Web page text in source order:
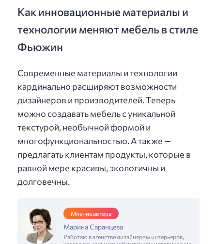
Как инновационные материалы и
технологии меняют мебель в стиле
Фьюжин
Современные материалы и технологии
кардинально расширяют возможности
дизайнеров и производителей. Теперь
можно создавать мебель с уникальной
текстурой, необычной формой и
многофункциональностью. А также —
предлагать клиентам продукты, которые в
равной мере красивы, экологичны и
долговечны.
Мнение автора
Марина Саранцева
Работаю в агенстве дизайнером интерьеров,